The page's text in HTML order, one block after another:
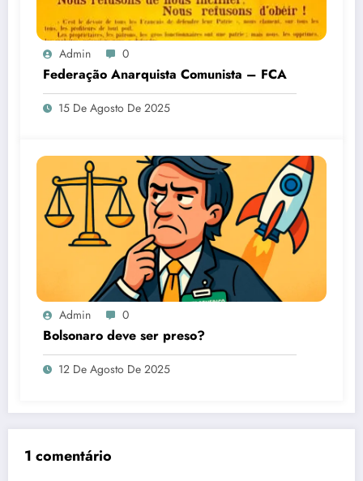
Admin 0
Federação Anarquista Comunista – FCA
15 De Agosto De 2025
Admin 0
Bolsonaro deve ser preso?
12 De Agosto De 2025
1 comentário